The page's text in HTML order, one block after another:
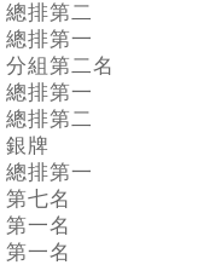
總排第二
總排第一
分組第二名
總排第一
總排第二
銀牌
總排第一
第七名
第一名
第一名